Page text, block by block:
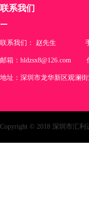
联系我们
联系我们： 赵先生 手机
邮箱：hldzsx8@126.com
地址：深圳市龙华新区观澜
Copyright © 2018 深圳市汇利